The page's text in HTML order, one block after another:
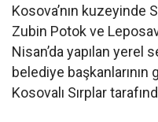
Kosova’nın kuzeyinde
Zubin Potok ve
Nisan’da yapılan yerel
belediye başkanlarının
Kosovalı Sırplar